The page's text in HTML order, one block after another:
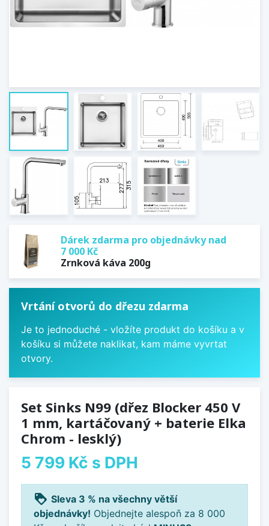
Dárek zdarma pro objednávky nad
7 000 Kč
Zrnková káva 200g
Vrtání otvorů do dřezu zdarma
Je to jednoduché - vložíte produkt do košíku a v
košíku si můžete naklikat, kam máme vyvrtat
otvory.
Set Sinks N99 (dřez Blocker 450 V
1 mm, kartáčovaný + baterie Elka
Chrom - lesklý)
5 799 Kč s DPH
loyalty Sleva 3 % na všechny větší
objednávky! Objednejte alespoň za 8 000